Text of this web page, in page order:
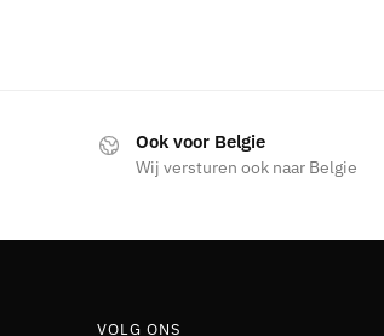
Ook voor Belgie
Wij versturen ook naar Belgie
VOLG ONS